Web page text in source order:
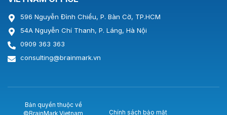
596 Nguyễn Đình Chiểu, P. Bàn Cờ, TP.HCM
54A Nguyễn Chí Thanh, P. Láng, Hà Nội
0909 363 363
consulting@brainmark.vn
Bản quyền thuộc về
©BrainMark Vietnam
Chính sách bảo mật